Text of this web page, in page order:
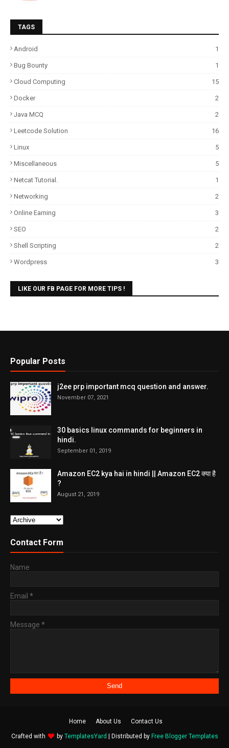
TAGS
Android 1
Bug Bounty 1
Cloud Computing 15
Docker 2
Java MCQ 2
Leetcode Solution 16
Linux 5
Miscellaneous 5
Netcat Tutorial. 1
Networking 2
Online Earning 3
SEO 2
Shell Scripting 2
Wordpress 3
LIKE OUR FB PAGE FOR MORE TIPS !
Popular Posts
j2ee prp important mcq question and answer.
November 07, 2021
30 basics linux commands for beginners in
hindi.
September 01, 2019
Amazon EC2 kya hai in hindi || Amazon EC2 क्या है
?
August 21, 2019
Contact Form
Name
Email *
Message *
Home About Us Contact Us
Crafted with by TemplatesYard | Distributed by Free Blogger Templates